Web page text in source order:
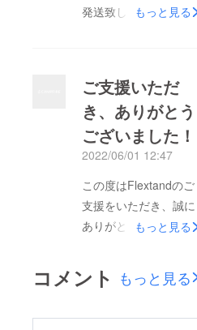
発送致しました！今週
ございましたらご連絡
ください。よろしくお
願いします。
もっと見る
ご支援いただ
き、ありがとう
ございました！
2022/06/01 12:47
この度はFlextandのご
支援をいただき、誠に
ありがとうございまし
成とはなりませんでし
たが、今後も継続して
もっと見る
コメント もっと見る